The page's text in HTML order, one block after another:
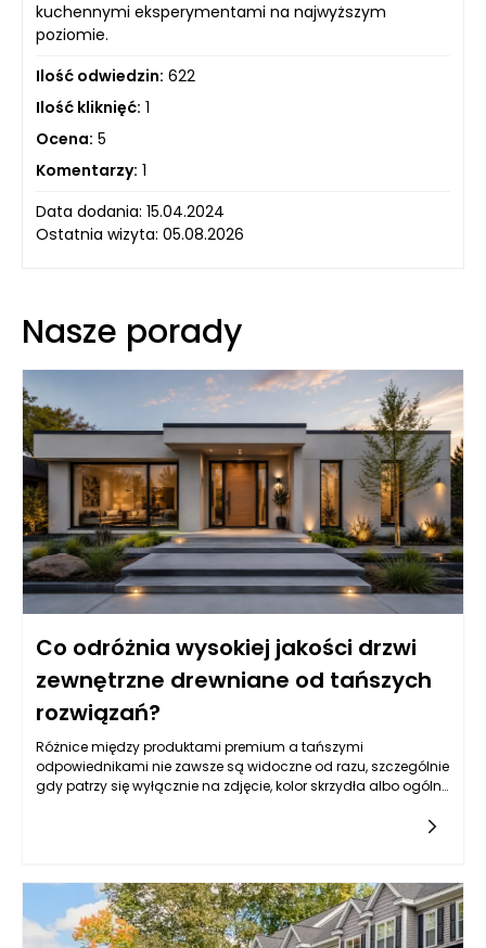
kuchennymi eksperymentami na najwyższym
poziomie.
Ilość odwiedzin: 622
Ilość kliknięć: 1
Ocena: 5
Komentarzy: 1
Data dodania: 15.04.2024
Ostatnia wizyta: 05.08.2026
Nasze porady
Co odróżnia wysokiej jakości drzwi
zewnętrzne drewniane od tańszych
rozwiązań?
Różnice między produktami premium a tańszymi
odpowiednikami nie zawsze są widoczne od razu, szczególnie
gdy patrzy się wyłącznie na zdjęcie, kolor skrzydła albo ogólny
precyzji wykonania. Tańsze rozwiązania często kuszą niższą
ceną, jednak mogą oznaczać kompromisy w zakresie
trwałości, odporności na wilgoć, szczelności, jakości okuć czy
żywotności powłoki ochronnej. W praktyce drzwi wejściowe są